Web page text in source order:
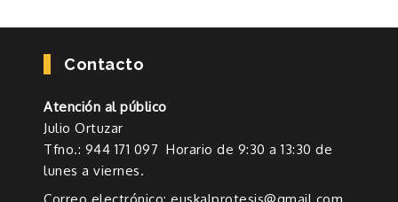
Contacto
Atención al público
Julio Ortuzar
Tfno.: 944 171 097 Horario de 9:30 a 13:30 de
lunes a viernes.